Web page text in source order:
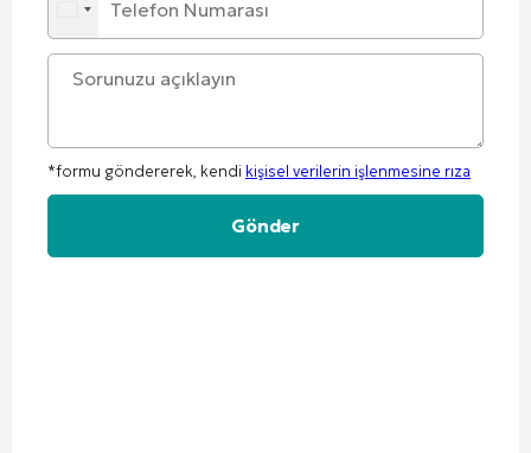
*formu göndererek, kendi kişisel verilerin işlenmesine rıza